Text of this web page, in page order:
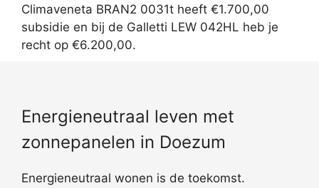
Climaveneta BRAN2 0031t heeft €1.700,00
subsidie en bij de Galletti LEW 042HL heb je
recht op €6.200,00.
Energieneutraal leven met
zonnepanelen in Doezum
Energieneutraal wonen is de toekomst.